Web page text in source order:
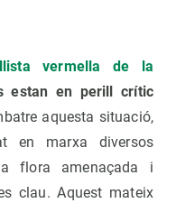
llista vermella de la
estan en perill crític
aquesta situació,
en marxa diversos
flora amenaçada i
clau. Aquest mateix